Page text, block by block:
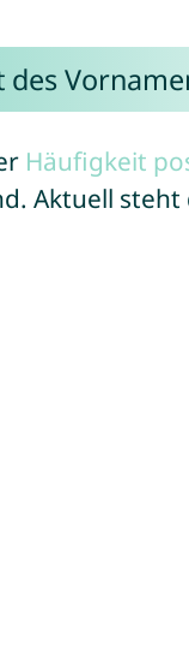
des
Häufigkeit
Aktuell